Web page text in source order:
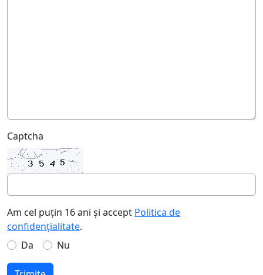
Captcha
Am cel puțin 16 ani și accept Politica de
confidențialitate.
Da
Nu